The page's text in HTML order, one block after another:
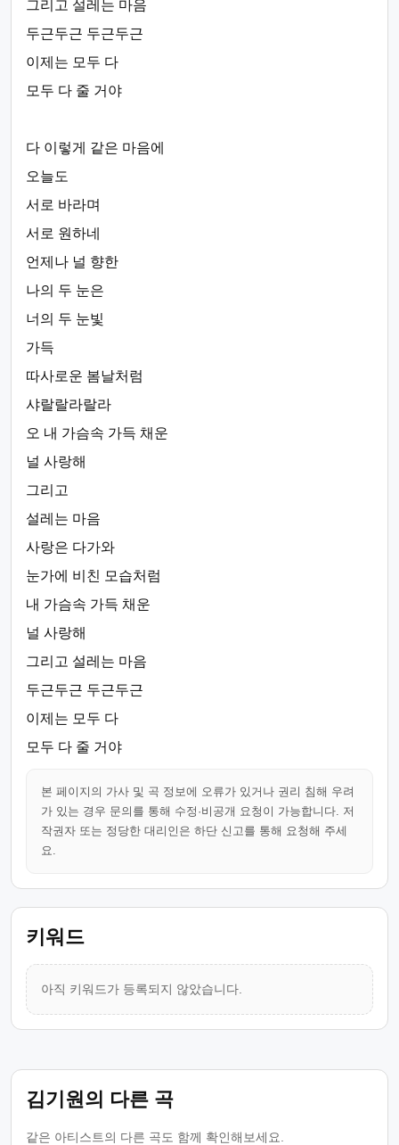
그리고 설레는 마음
두근두근 두근두근
이제는 모두 다
모두 다 줄 거야
다 이렇게 같은 마음에
오늘도
서로 바라며
서로 원하네
언제나 널 향한
나의 두 눈은
너의 두 눈빛
가득
따사로운 봄날처럼
샤랄랄라랄라
오 내 가슴속 가득 채운
널 사랑해
그리고
설레는 마음
사랑은 다가와
눈가에 비친 모습처럼
내 가슴속 가득 채운
널 사랑해
그리고 설레는 마음
두근두근 두근두근
이제는 모두 다
모두 다 줄 거야
본 페이지의 가사 및 곡 정보에 오류가 있거나 권리 침해 우려
가 있는 경우 문의를 통해 수정·비공개 요청이 가능합니다. 저
작권자 또는 정당한 대리인은 하단 신고를 통해 요청해 주세
요.
키워드
아직 키워드가 등록되지 않았습니다.
김기원의 다른 곡
같은 아티스트의 다른 곡도 함께 확인해보세요.